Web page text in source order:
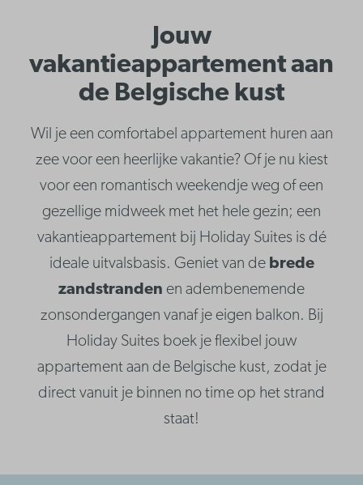
Jouw
vakantieappartement aan
de Belgische kust
Wil je een comfortabel appartement huren aan
zee voor een heerlijke vakantie? Of je nu kiest
voor een romantisch weekendje weg of een
gezellige midweek met het hele gezin; een
vakantieappartement bij Holiday Suites is dé
ideale uitvalsbasis. Geniet van de brede
zandstranden en adembenemende
zonsondergangen vanaf je eigen balkon. Bij
Holiday Suites boek je flexibel jouw
appartement aan de Belgische kust, zodat je
direct vanuit je binnen no time op het strand
staat!